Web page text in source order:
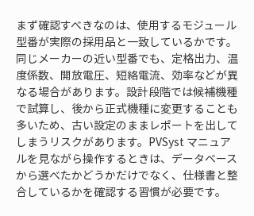
まず確認すべきなのは、使用するモジュール
型番が実際の採用品と一致しているかです。
同じメーカーの近い型番でも、定格出力、温
度係数、開放電圧、短絡電流、効率などが異
なる場合があります。設計段階では候補機種
で試算し、後から正式機種に変更することも
多いため、古い設定のままレポートを出して
しまうリスクがあります。PVSyst マニュア
ルを見ながら操作するときは、データベース
から選べたかどうかだけでなく、仕様書と整
合しているかを確認する習慣が必要です。